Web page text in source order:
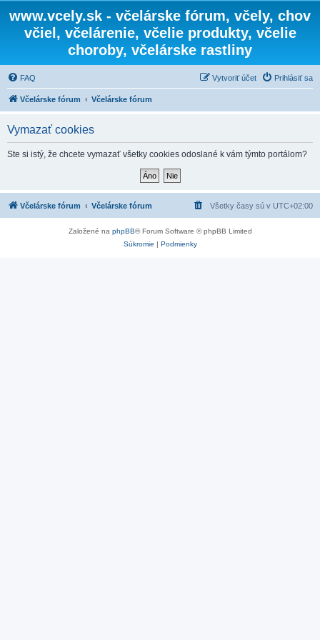
www.vcely.sk - včelárske fórum, včely, chov
včiel, včelárenie, včelie produkty, včelie
choroby, včelárske rastliny
FAQ Prihlásiť sa
Vytvoriť účet
Včelárske fórum Včelárske fórum
Vymazať cookies
Ste si istý, že chcete vymazať všetky cookies odoslané k vám týmto portálom?
Včelárske fórum Včelárske fórum Všetky časy sú v UTC+02:00
Založené na phpBB® Forum Software © phpBB Limited
Súkromie | Podmienky